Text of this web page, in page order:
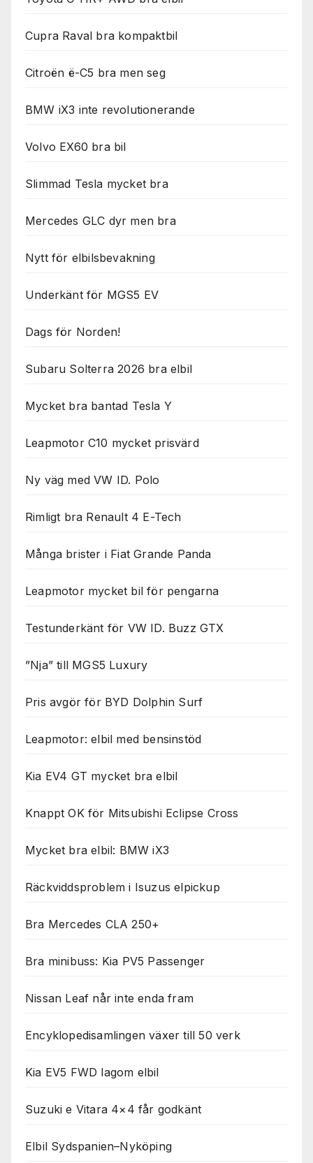
Cupra Raval bra kompaktbil
Citroën ë-C5 bra men seg
BMW iX3 inte revolutionerande
Volvo EX60 bra bil
Slimmad Tesla mycket bra
Mercedes GLC dyr men bra
Nytt för elbilsbevakning
Underkänt för MGS5 EV
Dags för Norden!
Subaru Solterra 2026 bra elbil
Mycket bra bantad Tesla Y
Leapmotor C10 mycket prisvärd
Ny väg med VW ID. Polo
Rimligt bra Renault 4 E-Tech
Många brister i Fiat Grande Panda
Leapmotor mycket bil för pengarna
Testunderkänt för VW ID. Buzz GTX
”Nja” till MGS5 Luxury
Pris avgör för BYD Dolphin Surf
Leapmotor: elbil med bensinstöd
Kia EV4 GT mycket bra elbil
Knappt OK för Mitsubishi Eclipse Cross
Mycket bra elbil: BMW iX3
Räckviddsproblem i Isuzus elpickup
Bra Mercedes CLA 250+
Bra minibuss: Kia PV5 Passenger
Nissan Leaf når inte enda fram
Encyklopedisamlingen växer till 50 verk
Kia EV5 FWD lagom elbil
Suzuki e Vitara 4×4 får godkänt
Elbil Sydspanien–Nyköping